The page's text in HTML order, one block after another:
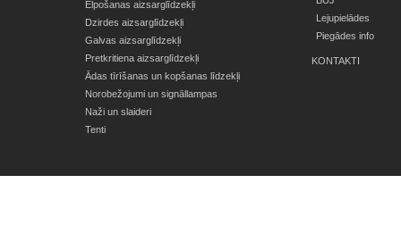
Elpošanas aizsarglīdzekļi
Dzirdes aizsarglīdzekļi
Galvas aizsarglīdzekļi
Pretkritiena aizsarglīdzekļi
Ādas tīrīšanas un kopšanas līdzekļi
Norobežojumi un signāllampas
Naži un slaideri
Tenti
Lejupielādes
Piegādes info
KONTAKTI